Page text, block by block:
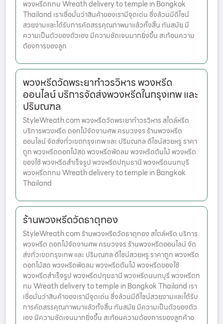
พวงหรีดกทม Wreath delivery to temple in Bangkok
Thailand เราเชื่อมั่นว่าสินค้าของเรามีจุดเด่น ซึ่งล้วนมีดีไซน์
สวยงามและได้รับการคัดสรรคุณภาพมาแล้วทั้งสิ้น ทันสมัย มี
ความเป็นตัวของตัวเอง มีความชัดเจนมากยิ่งขึ้น สะท้อนความ
ต้องการของลูก
พวงหรีดวัดพระยาทำวรวิหาร พวงหรีด
ออนไลน์ บริการจัดส่งพวงหรีดในกรุงเทพ และ
ปริมณฑล
StyleWreath.com พวงหรีดวัดพระยาทำวรวิหาร สไตล์หรีด
บริการพวงหรีด ดอกไม้จัดงานศพ ครบวงจร ร้านพวงหรีด
ออนไลน์ จัดส่งทั่วเขตกรุงเทพ และ ปริมณฑล ดีไซน์สวยหรู ราคา
ถูก พวงหรีดดอกไม้สด พวงหรีดพัดลม พวงหรีดต้นไม้ พวงหรีด
ของใช้ พวงหรีดสำเร็จรูป พวงหรีดปทุมธานี พวงหรีดนนทบุรี
พวงหรีดกทม Wreath delivery to temple in Bangkok
Thailand
ร้านพวงหรีดวัดธาตุทอง
StyleWreath.com ร้านพวงหรีดวัดธาตุทอง สไตล์หรีด บริการ
พวงหรีด ดอกไม้จัดงานศพ ครบวงจร ร้านพวงหรีดออนไลน์ จัด
ส่งทั่วเขตกรุงเทพ และ ปริมณฑล ดีไซน์สวยหรู ราคาถูก พวงหรีด
ดอกไม้สด พวงหรีดพัดลม พวงหรีดต้นไม้ พวงหรีดของใช้
พวงหรีดสำเร็จรูป พวงหรีดปทุมธานี พวงหรีดนนทบุรี พวงหรีดก
ทม Wreath delivery to temple in Bangkok Thailand เรา
เชื่อมั่นว่าสินค้าของเรามีจุดเด่น ซึ่งล้วนมีดีไซน์สวยงามและได้รับ
การคัดสรรคุณภาพมาแล้วทั้งสิ้น ทันสมัย มีความเป็นตัวของตัว
เอง มีความชัดเจนมากยิ่งขึ้น สะท้อนความต้องการของลูกค้าอ